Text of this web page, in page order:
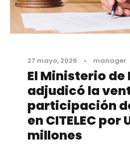
27 mayo, 2026 • manager
El Ministerio de
adjudicó la
participación
en CITELEC por
millones